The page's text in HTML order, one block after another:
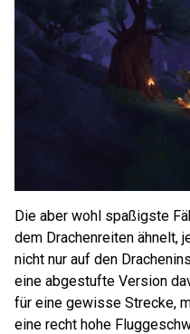
Die aber wohl spaßigste
dem Drachenreiten ähnelt,
nicht nur auf den
eine abgestufte Version
für eine gewisse Strecke,
eine recht hohe